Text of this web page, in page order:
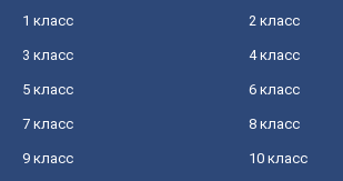
1 класс 2 класс
3 класс 4 класс
5 класс 6 класс
7 класс 8 класс
9 класс 10 класс